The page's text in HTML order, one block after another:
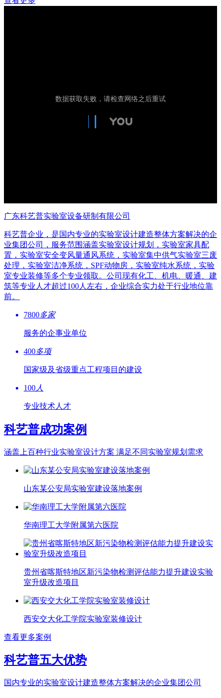
广东科艺普实验室设备研制有限公司
科艺普企业，是国内专业的实验室设计建造整体方案解决的企
业集团公司，服务范围涵盖实验室设计规划，实验室家具配
置，实验室安全变风量通风系统，实验室集中供气实验室三废
处理，实验室洁净系统，SPF动物房，实验室纯水系统，实验
室专业装修等多个专业领取。公司现有化工、机电、暖通、建
筑等专业人才超过100人左右，企业综合实力处于行业地位靠
前。
7800多家
服务的企事业单位
400多项
国家级及省级重点工程项目的建设
100 人
专业技术人才
科艺普成功案例
涵盖上百种行业实验室设计方案 满足不同实验室规划需求
山东某公安局实验室建设落地案例
华南理工大学附属第六医院
贵州省喀斯特地区新污染物检测评估能力提升建设实验
室升级改造项目
西安交大化工学院实验室装修设计
查看更多案例
科艺普五大优势
国内专业的实验室设计建造整体方案解决的企业集团公司